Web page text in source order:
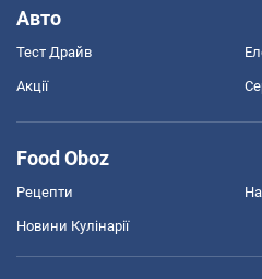
Авто
Тест Драйв
Акції
Food Oboz
Рецепти
Новини Кулінарії